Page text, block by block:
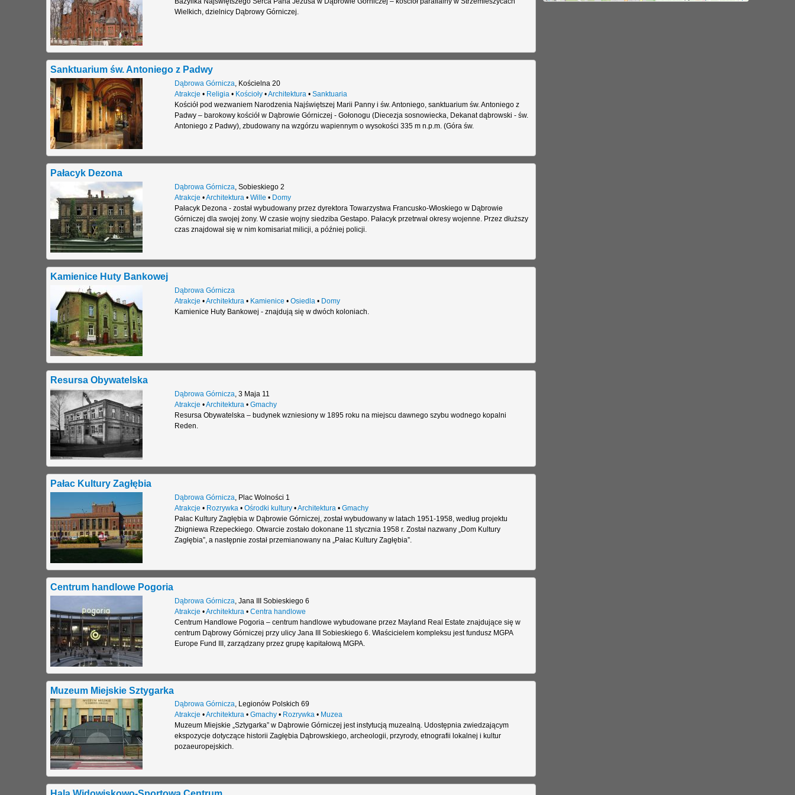
Wielkich, dzielnicy Dąbrowy Górniczej.
Sanktuarium św. Antoniego z Padwy
Dąbrowa Górnicza, Kościelna 20
Atrakcje • Religia• Kościoły•Architektura• Sanktuaria
Kościół pod wezwaniem Narodzenia Najświętszej Marii Panny i św. Antoniego, sanktuarium św. Antoniego z
Padwy – barokowy kościół w Dąbrowie Górniczej - Gołonogu (Diecezja sosnowiecka, Dekanat dąbrowski - św.
Antoniego z Padwy), zbudowany na wzgórzu wapiennym o wysokości 335 m n.p.m. (Góra św.
Pałacyk Dezona
Dąbrowa Górnicza, Sobieskiego 2
Atrakcje •Architektura• Wille • Domy
Pałacyk Dezona - został wybudowany przez dyrektora Towarzystwa Francusko-Włoskiego w Dąbrowie
Górniczej dla swojej żony. W czasie wojny siedziba Gestapo. Pałacyk przetrwał okresy wojenne. Przez dłuższy
czas znajdował się w nim komisariat milicji, a później policji.
Kamienice Huty Bankowej
Dąbrowa Górnicza
Atrakcje •Architektura• Kamienice • Osiedla• Domy
Kamienice Huty Bankowej - znajdują się w dwóch koloniach.
Resursa Obywatelska
Dąbrowa Górnicza, 3 Maja 11
Atrakcje •Architektura• Gmachy
Resursa Obywatelska – budynek wzniesiony w 1895 roku na miejscu dawnego szybu wodnego kopalni
Reden.
Pałac Kultury Zagłębia
Dąbrowa Górnicza Plac Wolności 1
Atrakcje • Rozrywka • Ośrodki kultury•Architektura • Gmachy
Pałac Kultury Zagłębia w Dąbrowie Górniczej, został wybudowany w latach 1951-1958, według projektu
Zbigniewa Rzepeckiego. Otwarcie zostało dokonane 11 stycznia 1958 r. Został nazwany „Dom Kultury
Zagłębia”, a następnie został przemianowany na „Pałac Kultury Zagłębia”.
Centrum handlowe Pogoria
Dąbrowa Górnicza Jana III Sobieskiego 6
Atrakcje •Architektura • Centra handlowe
Centrum Handlowe Pogoria – centrum handlowe wybudowane przez Mayland Real Estate znajdujące się w
centrum Dąbrowy Górniczej przy ulicy Jana III Sobieskiego 6. Właścicielem kompleksu jest fundusz MGPA
Europe Fund III, zarządzany przez grupę kapitałową MGPA.
Muzeum Miejskie Sztygarka
Dąbrowa Górnicza, Legionów Polskich 69
Atrakcje •Architektura• Gmachy• Rozrywka• Muzea
Muzeum Miejskie „Sztygarka” w Dąbrowie Górniczej jest instytucją muzealną. Udostępnia zwiedzającym
ekspozycje dotyczące historii Zagłębia Dąbrowskiego, archeologii, przyrody, etnografii lokalnej i kultur
pozaeuropejskich.